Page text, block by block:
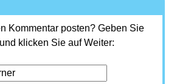
Kommentar posten? Geben Sie
klicken Sie auf Weiter: